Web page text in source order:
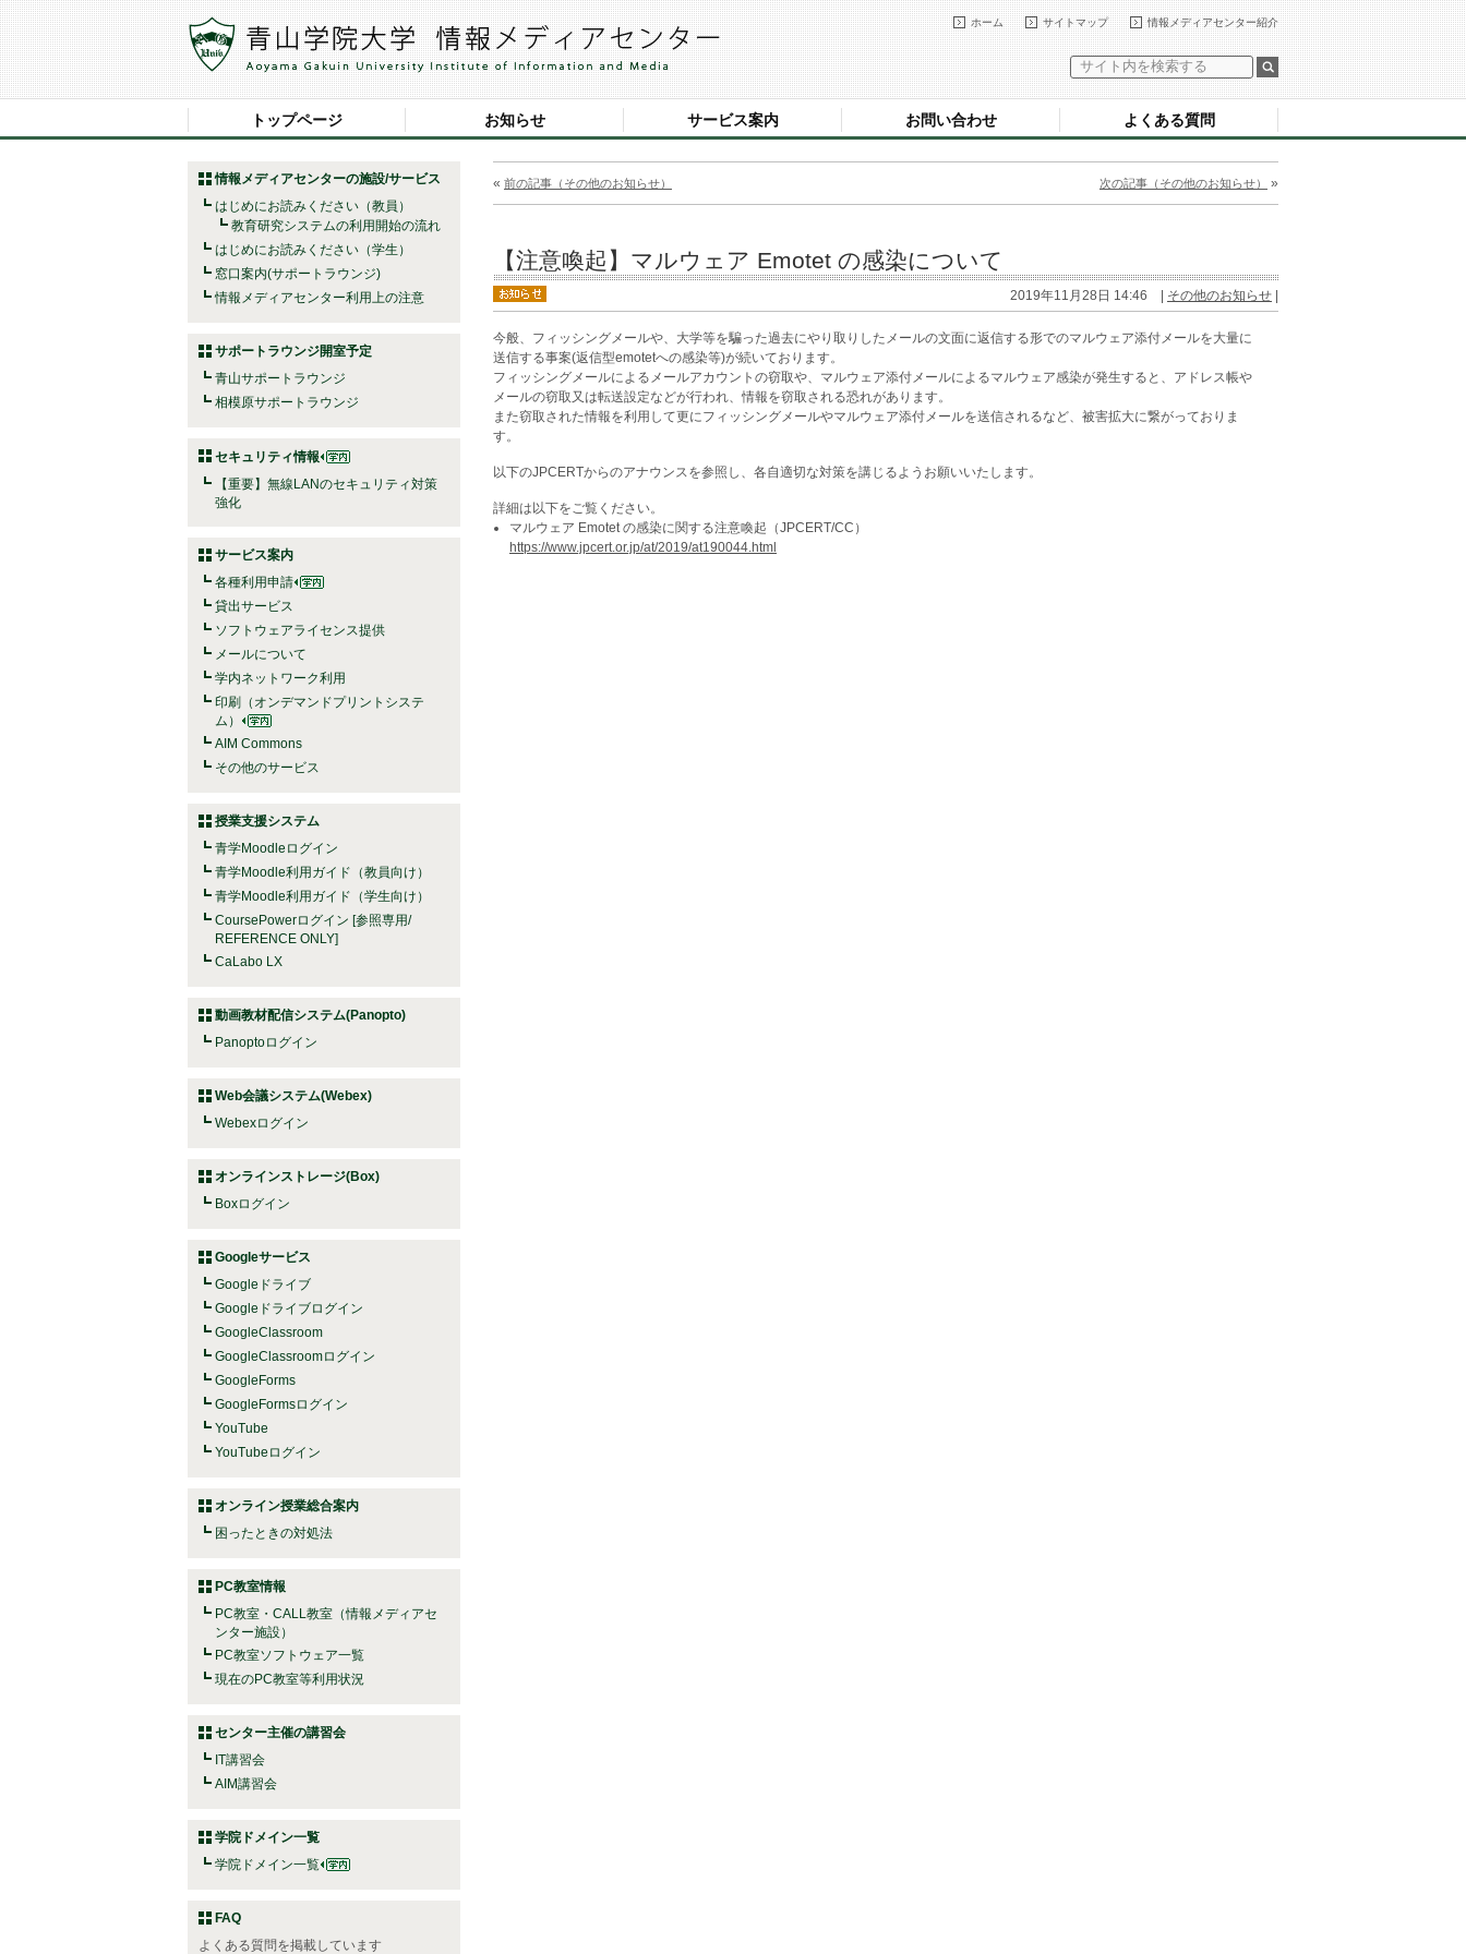
情報メディアセンター紹介
サイトマップ
ホーム
トップページ お知らせ サービス案内 お問い合わせ よくある質問
情報メディアセンターの施設/サービス
はじめにお読みください（教員）
教育研究システムの利用開始の流れ
はじめにお読みください（学生）
窓口案内(サポートラウンジ)
情報メディアセンター利用上の注意
サポートラウンジ開室予定
青山サポートラウンジ
相模原サポートラウンジ
セキュリティ情報
【重要】無線LANのセキュリティ対策
強化
サービス案内
各種利用申請
貸出サービス
ソフトウェアライセンス提供
メールについて
学内ネットワーク利用
印刷（オンデマンドプリントシステ
ム）
AIM Commons
その他のサービス
授業支援システム
青学Moodleログイン
青学Moodle利用ガイド（教員向け）
青学Moodle利用ガイド（学生向け）
CoursePowerログイン [参照専用/
REFERENCE ONLY]
CaLabo LX
動画教材配信システム(Panopto)
Panoptoログイン
Web会議システム(Webex)
Webexログイン
オンラインストレージ(Box)
Boxログイン
Googleサービス
Googleドライブ
Googleドライブログイン
GoogleClassroom
GoogleClassroomログイン
GoogleForms
GoogleFormsログイン
YouTube
YouTubeログイン
オンライン授業総合案内
困ったときの対処法
PC教室情報
PC教室・CALL教室（情報メディアセ
ンター施設）
PC教室ソフトウェア一覧
現在のPC教室等利用状況
センター主催の講習会
IT講習会
AIM講習会
学院ドメイン一覧
学院ドメイン一覧
FAQ
よくある質問を掲載しています
« 前の記事（その他のお知らせ） 次の記事（その他のお知らせ） »
【注意喚起】マルウェア Emotet の感染について
2019年11月28日 14:46 | その他のお知らせ
今般、フィッシングメールや、大学等を騙った過去にやり取りしたメールの文面に返信する形でのマルウェア添付メールを大量に
送信する事案(返信型emotetへの感染等)が続いております。
フィッシングメールによるメールアカウントの窃取や、マルウェア添付メールによるマルウェア感染が発生すると、アドレス帳や
メールの窃取又は転送設定などが行われ、情報を窃取される恐れがあります。
また窃取された情報を利用して更にフィッシングメールやマルウェア添付メールを送信されるなど、被害拡大に繋がっておりま
す。
以下のJPCERTからのアナウンスを参照し、各自適切な対策を講じるようお願いいたします。
詳細は以下をご覧ください。
マルウェア Emotet の感染に関する注意喚起（JPCERT/CC）
https://www.jpcert.or.jp/at/2019/at190044.html